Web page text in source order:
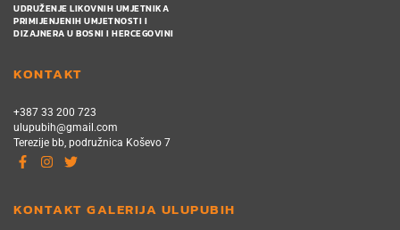
UDRUŽENJE LIKOVNIH UMJETNIKA
PRIMIJENJENIH UMJETNOSTI I
DIZAJNERA U BOSNI I HERCEGOVINI
KONTAKT
+387 33 200 723
ulupubih@gmail.com
Terezije bb, podružnica Koševo 7
KONTAKT GALERIJA ULUPUBIH